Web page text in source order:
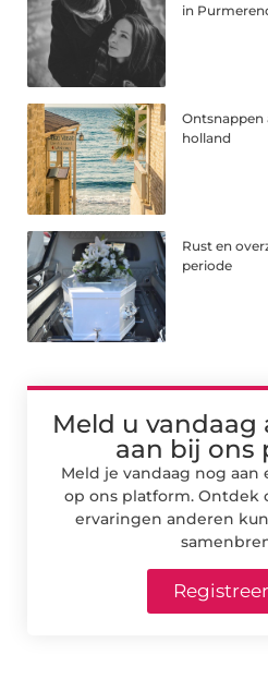
in
Ontsnappen
holland
Rust en
periode
Meld u vandaag
aan bij ons
Meld je vandaag nog aan
op ons platform. Ontdek
ervaringen anderen